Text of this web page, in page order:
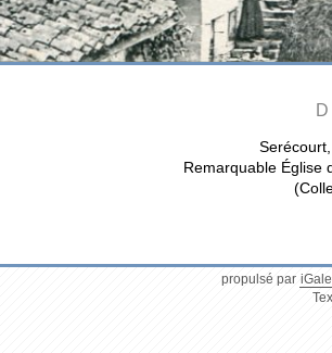
Remarquable Église
propulsé par